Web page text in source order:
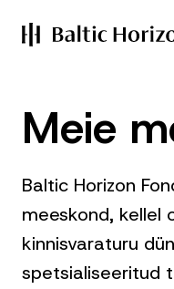
Meie
Baltic Horizon
meeskond, kellel
kinnisvaraturu
spetsialiseeritud